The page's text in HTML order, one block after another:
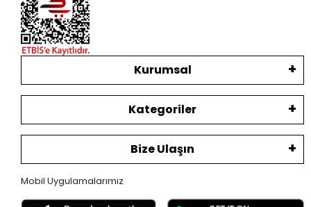
Kurumsal
Kategoriler
Bize Ulaşın
Mobil Uygulamalarımız